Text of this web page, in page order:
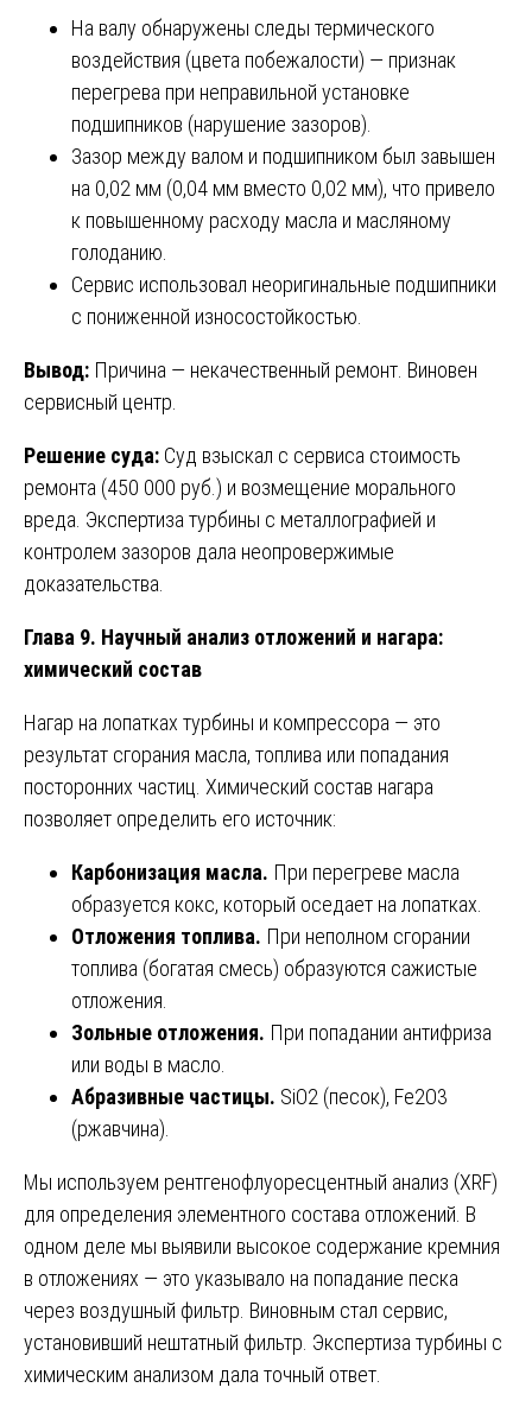
На валу обнаружены следы термического
воздействия (цвета побежалости) — признак
перегрева при неправильной установке
подшипников (нарушение зазоров).
Зазор между валом и подшипником был завышен
на 0,02 мм (0,04 мм вместо 0,02 мм), что привело
к повышенному расходу масла и масляному
голоданию.
Сервис использовал неоригинальные подшипники
с пониженной износостойкостью.
Вывод: Причина — некачественный ремонт. Виновен
сервисный центр.
Решение суда: Суд взыскал с сервиса стоимость
ремонта (450 000 руб.) и возмещение морального
вреда. Экспертиза турбины с металлографией и
контролем зазоров дала неопровержимые
доказательства.
Глава 9. Научный анализ отложений и нагара:
химический состав
Нагар на лопатках турбины и компрессора — это
результат сгорания масла, топлива или попадания
посторонних частиц. Химический состав нагара
позволяет определить его источник:
Карбонизация масла. При перегреве масла
образуется кокс, который оседает на лопатках.
Отложения топлива. При неполном сгорании
топлива (богатая смесь) образуются сажистые
отложения.
Зольные отложения. При попадании антифриза
или воды в масло.
Абразивные частицы. SiO2 (песок), Fe2O3
(ржавчина).
Мы используем рентгенофлуоресцентный анализ (XRF)
для определения элементного состава отложений. В
одном деле мы выявили высокое содержание кремния
в отложениях — это указывало на попадание песка
через воздушный фильтр. Виновным стал сервис,
установивший нештатный фильтр. Экспертиза турбины с
химическим анализом дала точный ответ.